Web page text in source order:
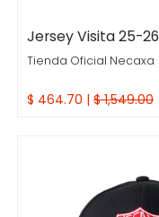
Jersey Visita 25-26
Tienda Oficial Necaxa
$ 464.70 | $ 1,549.00